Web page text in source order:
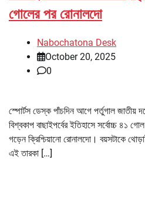
গোলের পর রোনালদো
Nabochatona Desk
October 20, 2025
0
স্পোর্টস ডেস্ক পাঁচদিন আগে পর্তুগাল জাতীয়
বিশ্বকাপ বাছাইপর্বের ইতিহাসে সর্বোচ্চ ৪১
গড়েন ক্রিশ্চিয়ানো রোনালদো। বয়সটাকে
এই তারকা […]